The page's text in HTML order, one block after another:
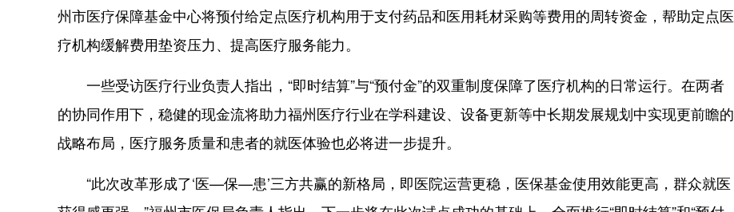
州市医疗保障基金中心将预付给定点医疗机构用于支付药品和医用耗材采购等费用的周转资金，帮助定点医
疗机构缓解费用垫资压力、提高医疗服务能力。
一些受访医疗行业负责人指出，“即时结算”与“预付金”的双重制度保障了医疗机构的日常运行。在两者
的协同作用下，稳健的现金流将助力福州医疗行业在学科建设、设备更新等中长期发展规划中实现更前瞻的
战略布局，医疗服务质量和患者的就医体验也必将进一步提升。
“此次改革形成了‘医—保—患’三方共赢的新格局，即医院运营更稳，医保基金使用效能更高，群众就医